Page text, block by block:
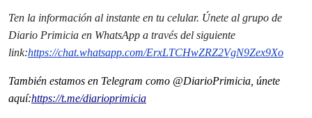
Ten la información al instante en tu celular. Únete al grupo de
Diario Primicia en WhatsApp a través del siguiente
link:https://chat.whatsapp.com/ErxLTCHwZRZ2VgN9Zex9Xo
También estamos en Telegram como @DiarioPrimicia, únete
aquí:https://t.me/diarioprimicia